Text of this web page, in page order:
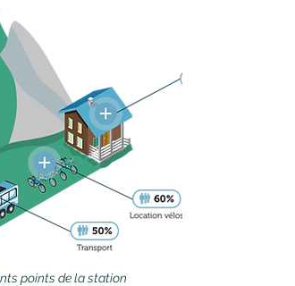
points de la station